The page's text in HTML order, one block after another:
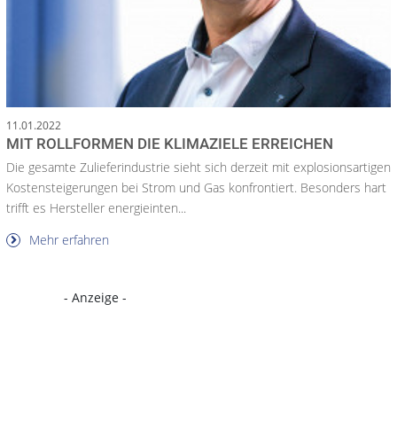
11.01.2022
MIT ROLLFORMEN DIE KLIMAZIELE ERREICHEN
Die gesamte Zulieferindustrie sieht sich derzeit mit explosionsartigen
Kostensteigerungen bei Strom und Gas konfrontiert. Besonders hart
trifft es Hersteller energieinten...
Mehr erfahren
- Anzeige -